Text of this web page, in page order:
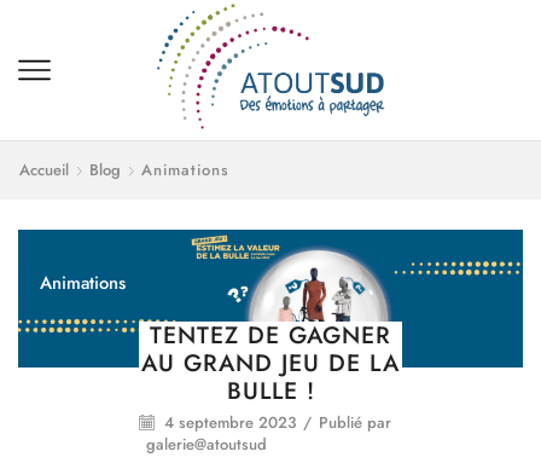
Accueil Blog Animations
Animations
TENTEZ DE GAGNER
AU GRAND JEU DE LA
BULLE !
4 septembre 2023 / Publié par
galerie@atoutsud